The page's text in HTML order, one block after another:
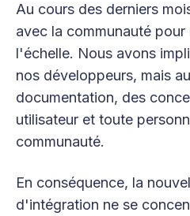
Au cours des derniers
avec la communauté
l'échelle. Nous avons
nos développeurs, mais
documentation, des
utilisateur et toute
communauté.
En conséquence, la
d'intégration ne se